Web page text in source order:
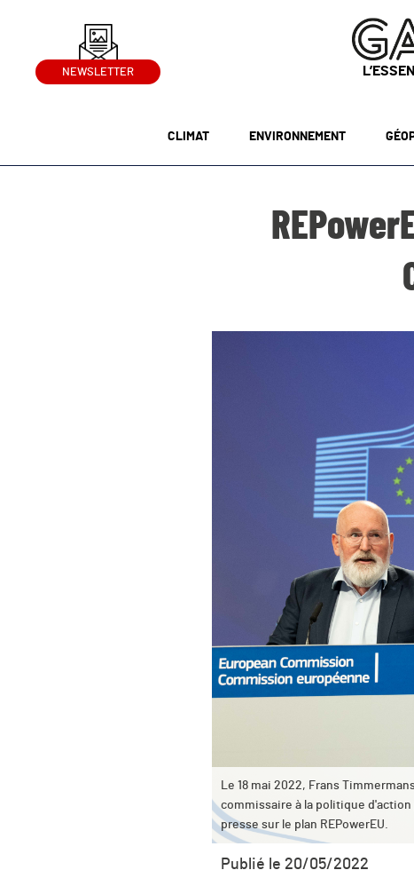
NEWSLETTER
CLIMAT ENVIRONNEMENT
Le 18 mai 2022, Frans
commissaire à la politique
presse sur le plan REPowerEU.
Publié le 20/05/2022